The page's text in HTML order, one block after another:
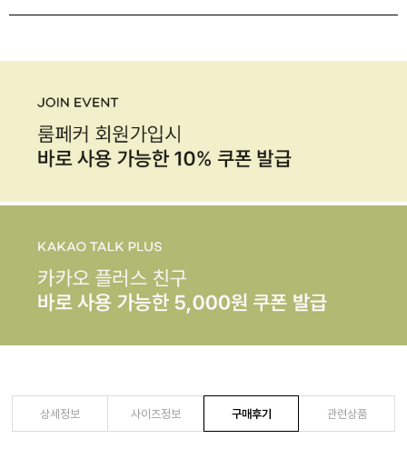
상세정보 사이즈정보 구매후기 관련상품